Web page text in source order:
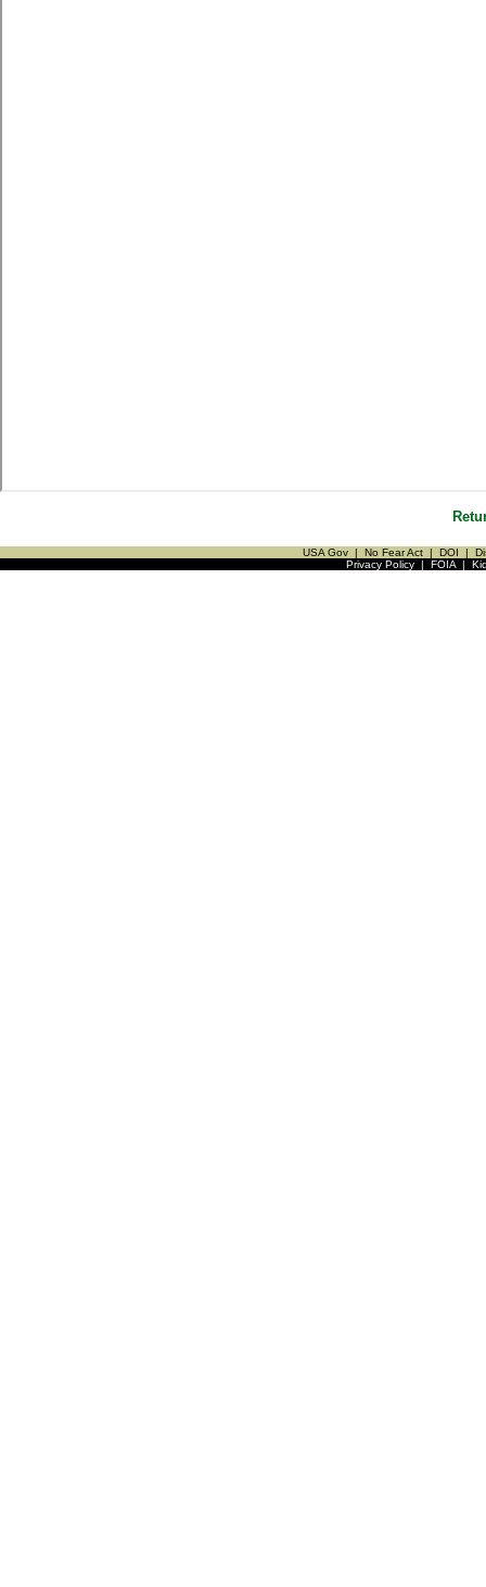
USA Gov | No Fear Act | DOI |
Privacy Policy| FOIA|